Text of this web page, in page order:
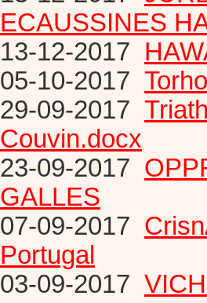
ECAUSSINES
13-12-2017
05-10-2017
29-09-2017
Couvin.docx
23-09-2017
GALLES
07-09-2017
Portugal
03-09-2017